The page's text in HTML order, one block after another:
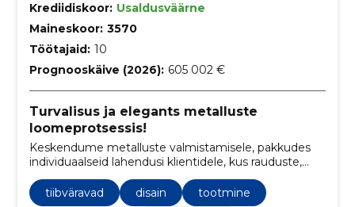
Krediidiskoor: Usaldusväärne
Maineskoor: 3570
Töötajaid: 10
Prognooskäive (2026): 605 002 €
Turvalisus ja elegants metalluste
loomeprotsessis!
Keskendume metalluste valmistamisele, pakkudes
individuaalseid lahendusi klientidele, kus rauduste,
väravate ja metallkonstruktsioonide on meie
tugevuseks.
tiibväravad disain
tootmine